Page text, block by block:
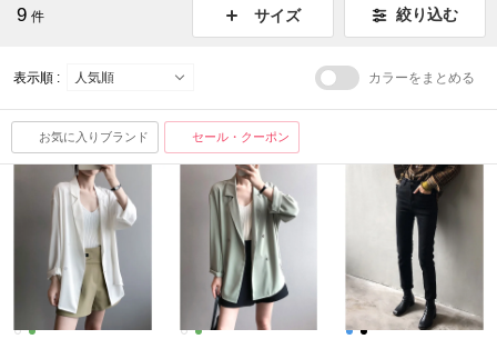
9 件 サイズ 絞り込む
表示順 : カラーをまとめる
お気に入りブランド セール・クーポン